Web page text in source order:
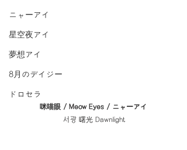
ニャーアイ
星空夜アイ
夢想アイ
8月のデイジー
ドロセラ
咪喵眼 / Meow Eyes / ニャーアイ
서광 曙光 Dawnlight